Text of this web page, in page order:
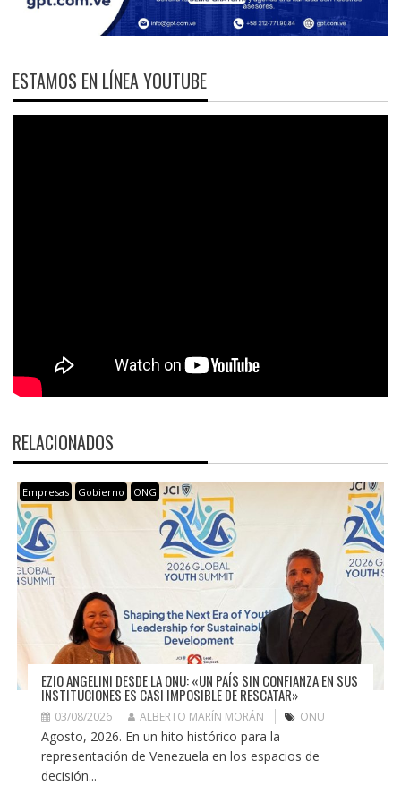
ESTAMOS EN LÍNEA YOUTUBE
RELACIONADOS
Empresas Gobierno ONG
EZIO ANGELINI DESDE LA ONU: «UN PAÍS SIN CONFIANZA EN SUS
INSTITUCIONES ES CASI IMPOSIBLE DE RESCATAR»
03/08/2026 ALBERTO MARÍN MORÁN ONU
Agosto, 2026. En un hito histórico para la
representación de Venezuela en los espacios de
decisión...